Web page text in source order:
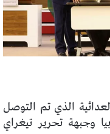
الذي تم التوصل
وجبهة تحرير تيغراي